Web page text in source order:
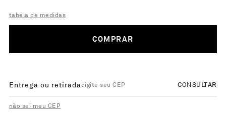
tabela de medidas
COMPRAR
Entrega ou retirada CONSULTAR
não sei meu CEP